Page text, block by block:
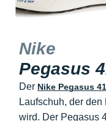
Nike
Pegasus
Der Nike Pegasus 41
Laufschuh, der
wird. Der Pegasus